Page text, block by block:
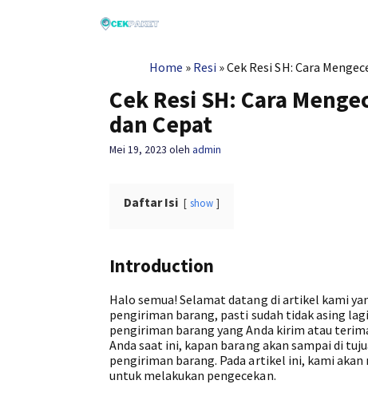
Home » Resi »Cek Resi SH: Cara
Cek Resi SH: Cara
dan Cepat
Mei 19, 2023 oleh admin
Daftar Isi show
Introduction
Halo semua! Selamat datang di artikel kami
pengiriman barang, pasti sudah tidak asing
pengiriman barang yang Anda kirim atau
Anda saat ini, kapan barang akan sampai di
pengiriman barang. Pada artikel ini, kami
untuk melakukan pengecekan.